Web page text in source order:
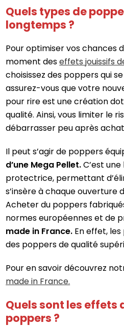
Quels types de
longtemps ?
Pour optimiser vos chances
moment deseffets jouissifs
choisissez des poppers qui
assurez-vous que votre
pour rire est une création
qualité. Ainsi, vous limiter le
débarrasser peu après
Il peut s’agir de poppers
d’une Mega Pellet.C’est
protectrice, permettant
s’insère à chaque ouverture
Acheter du poppers
normes européennes et de
made in France. En effet,
des poppers de qualité
Pour en savoir découvrez
made in France.
Quels sont les effets
poppers ?